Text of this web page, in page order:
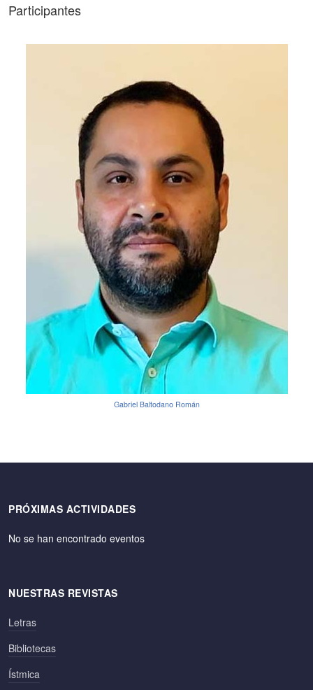
Participantes
Gabriel Baltodano Román
PRÓXIMAS ACTIVIDADES
No se han encontrado eventos
NUESTRAS REVISTAS
Letras
Bibliotecas
Ístmica